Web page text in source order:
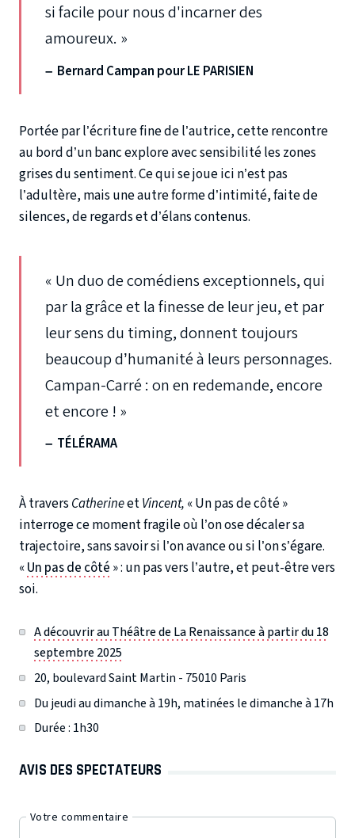
si facile pour nous d'incarner des
amoureux. »
– Bernard Campan pour LE PARISIEN
Portée par l’écriture fine de l’autrice, cette rencontre
au bord d’un banc explore avec sensibilité les zones
grises du sentiment. Ce qui se joue ici n’est pas
l’adultère, mais une autre forme d’intimité, faite de
silences, de regards et d’élans contenus.
« Un duo de comédiens exceptionnels, qui
par la grâce et la finesse de leur jeu, et par
leur sens du timing, donnent toujours
beaucoup d’humanité à leurs personnages.
Campan-Carré : on en redemande, encore
et encore ! »
– TÉLÉRAMA
À travers CatherineetVincent, « Un pas de côté »
interroge ce moment fragile où l’on ose décaler sa
trajectoire, sans savoir si l’on avance ou si l’on s’égare.
«Un pas de côté » : un pas vers l’autre, et peut-être vers
soi.
A découvrir au Théâtre de La Renaissance à partir du 18
septembre 2025
20, boulevard Saint Martin - 75010 Paris
Du jeudi au dimanche à 19h, matinées le dimanche à 17h
Durée : 1h30
AVIS DES SPECTATEURS
Votre commentaire